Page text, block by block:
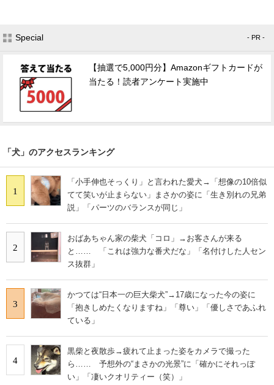
Special - PR -
【抽選で5,000円分】Amazonギフトカードが
当たる！読者アンケート実施中
「犬」のアクセスランキング
1
「小手伸也そっくり」と言われた愛犬→「想像の10倍似
てて笑いが止まらない」まさかの姿に「生き別れの兄弟
説」「パーツのバランスが同じ」
2
おばあちゃん家の柴犬「コロ」→お客さんが来る
と…… 「これは強力な番犬だな」「名付けした人セン
ス抜群」
3
かつては“日本一の巨大柴犬”→17歳になった今の姿に
「抱きしめたくなりますね」「尊い」「優しさであふれ
ている」
4
黒柴と夜散歩→疲れて止まった姿をカメラで撮った
ら…… 予想外の“まさかの光景”に「確かにそれっぽ
い」「凄いクオリティー（笑）」